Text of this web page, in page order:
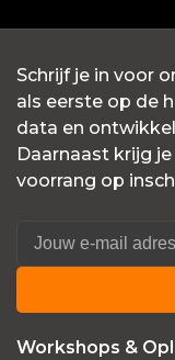
Schrijf je in voor
als eerste op de
data en
Daarnaast krijg
voorrang op
Workshops &